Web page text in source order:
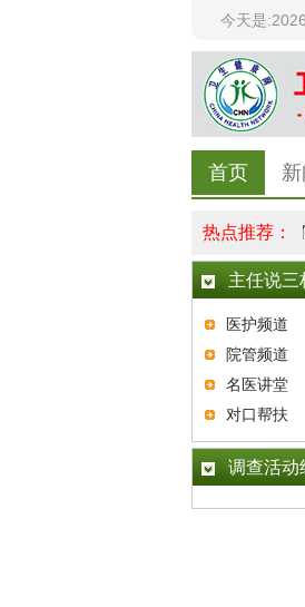
今天是
首页
热点推荐：
党对卫生与健康工作的全面领导 | 如何
主任说三
医护频道
院管频道
名医讲堂
对口帮扶
调查活动